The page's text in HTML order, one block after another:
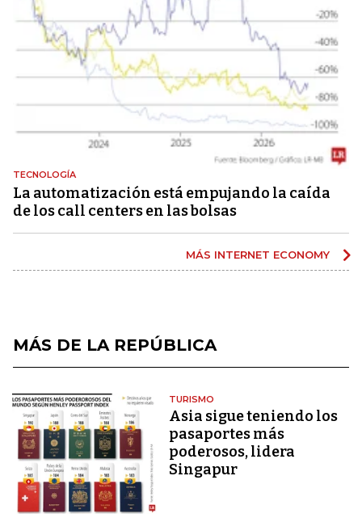
TECNOLOGÍA
La automatización está empujando la caída
de los call centers en las bolsas
MÁS INTERNET ECONOMY
MÁS DE LA REPÚBLICA
TURISMO
Asia sigue teniendo los
pasaportes más
poderosos, lidera
Singapur